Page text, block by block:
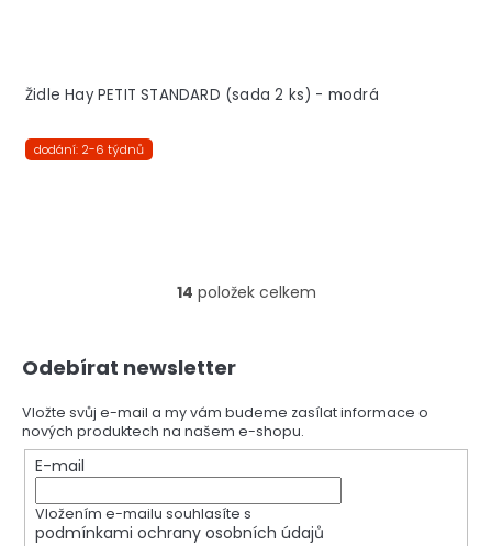
Židle Hay PETIT STANDARD (sada 2 ks) - modrá
dodání: 2-6 týdnů
O
a
c
í
v
k
14 položek celkem
Odebírat newsletter
Vložte svůj e-mail a my vám budeme zasílat informace o
nových produktech na našem e-shopu.
E-mail
Vložením e-mailu souhlasíte s
podmínkami ochrany osobních údajů